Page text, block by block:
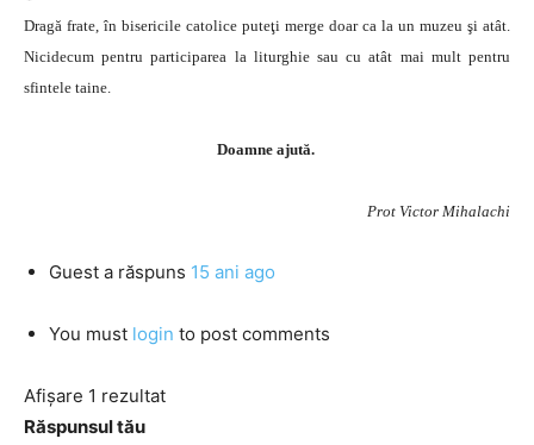
Dragă frate, în bisericile catolice puteţi merge doar ca la un muzeu şi atât.
Nicidecum pentru participarea la liturghie sau cu atât mai mult pentru
sfintele taine.
Doamne ajută.
Prot Victor Mihalachi
Guest a răspuns 15 ani ago
You must login to post comments
Afișare 1 rezultat
Răspunsul tău